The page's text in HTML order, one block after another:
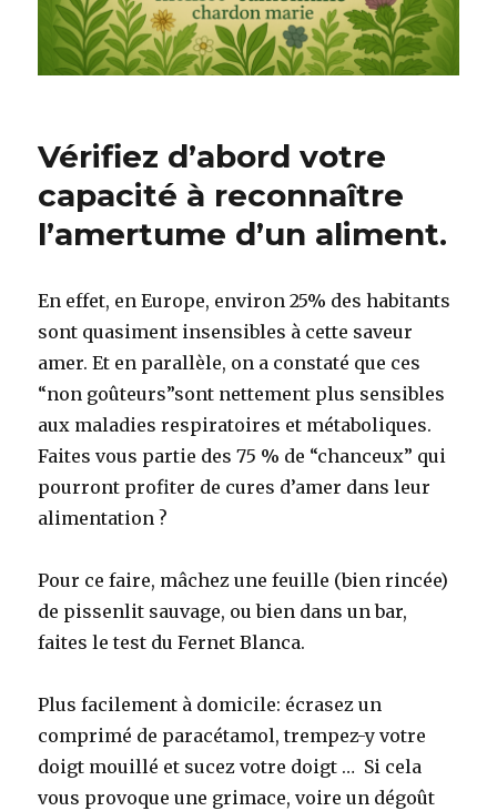
Vérifiez d’abord votre
capacité à reconnaître
l’amertume d’un aliment.
En effet, en Europe, environ 25% des habitants
sont quasiment insensibles à cette saveur
amer. Et en parallèle, on a constaté que ces
“non goûteurs”sont nettement plus sensibles
aux maladies respiratoires et métaboliques.
Faites vous partie des 75 % de “chanceux” qui
pourront profiter de cures d’amer dans leur
alimentation ?
Pour ce faire, mâchez une feuille (bien rincée)
de pissenlit sauvage, ou bien dans un bar,
faites le test du Fernet Blanca.
Plus facilement à domicile: écrasez un
comprimé de paracétamol, trempez-y votre
doigt mouillé et sucez votre doigt … Si cela
vous provoque une grimace, voire un dégoût